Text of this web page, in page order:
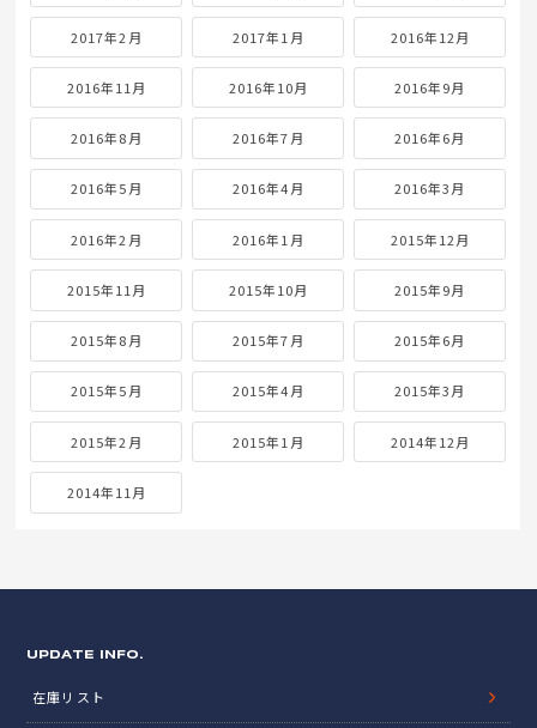
2017年2月 2017年1月 2016年12月
2016年11月 2016年10月 2016年9月
2016年8月 2016年7月 2016年6月
2016年5月 2016年4月 2016年3月
2016年2月 2016年1月 2015年12月
2015年11月 2015年10月 2015年9月
2015年8月 2015年7月 2015年6月
2015年5月 2015年4月 2015年3月
2015年2月 2015年1月 2014年12月
2014年11月
UPDATE INFO.
在庫リスト